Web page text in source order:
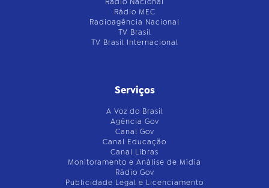
Rádio MEC
Radioagência Nacional
TV Brasil
TV Brasil Internacional
Serviços
A Voz do Brasil
Agência Gov
Canal Gov
Canal Educação
Canal Libras
Monitoramento e Análise de Mídia
Rádio Gov
Publicidade Legal e Licenciamento